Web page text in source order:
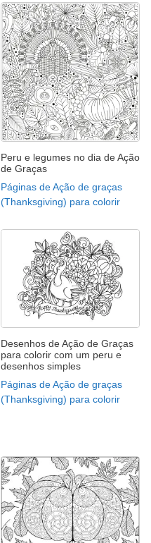
Peru e legumes no dia de Ação
de Graças
Páginas de Ação de graças
(Thanksgiving) para colorir
Desenhos de Ação de Graças
para colorir com um peru e
desenhos simples
Páginas de Ação de graças
(Thanksgiving) para colorir